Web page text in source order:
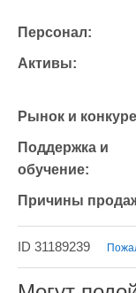
Персонал:
Активы:
Рынок и
Поддержка и
обучение:
Причины
ID 31189239